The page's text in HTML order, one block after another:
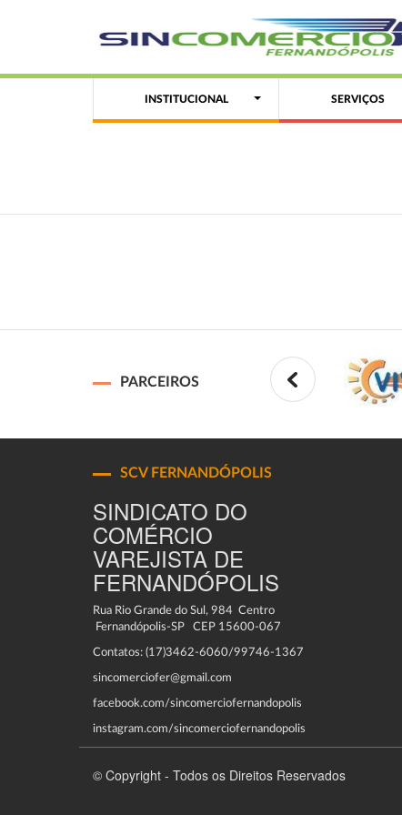
INSTITUCIONAL SERVIÇOS
PARCEIROS
SCV FERNANDÓPOLIS
SINDICATO DO
COMÉRCIO
VAREJISTA DE
FERNANDÓPOLIS
Rua Rio Grande do Sul, 984 Centro
Fernandópolis-SP CEP 15600-067
Contatos: (17)3462-6060/99746-1367
sincomerciofer@gmail.com
facebook.com/sincomerciofernandopolis
instagram.com/sincomerciofernandopolis
© Copyright - Todos os Direitos Reservados